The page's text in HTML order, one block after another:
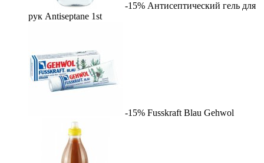
-15% Антисептический гель для
рук Antiseptane 1st
-15% Fusskraft Blau Gehwol